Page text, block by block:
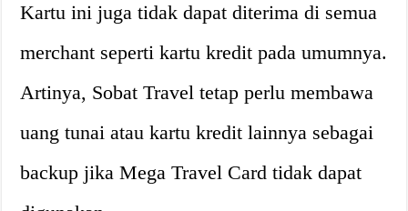
Kartu ini juga tidak dapat diterima di semua
merchant seperti kartu kredit pada umumnya.
Artinya, Sobat Travel tetap perlu membawa
uang tunai atau kartu kredit lainnya sebagai
backup jika Mega Travel Card tidak dapat